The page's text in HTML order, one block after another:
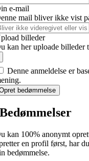
e-mail
mail bliver ikke vist
billeder
kan her uploade billeder
Denne anmeldelse er
bedømmelse
Bedømmelser
kan 100% anonymt
en profil først, har
bedømmelse.